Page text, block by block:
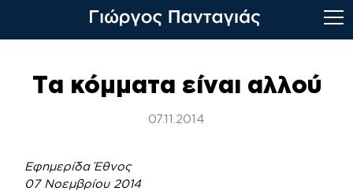
contentΤα κόμματα είναι αλλού
07.11.2014
Εφημερίδα Έθνος
07 Νοεμβρίου 2014